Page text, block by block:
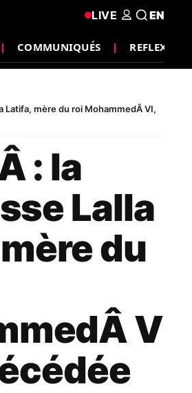
COMMUNIQUÉS REFLEXION
LIVE EN
Latifa, mère du roi MohammedÂ VI,
: la
Lalla
du
V